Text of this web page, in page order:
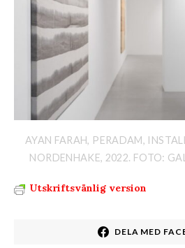
AYAN FARAH, PERADAM,
NORDENHAKE, 2022. FOTO:
Utskriftsvänlig version
DELA MED